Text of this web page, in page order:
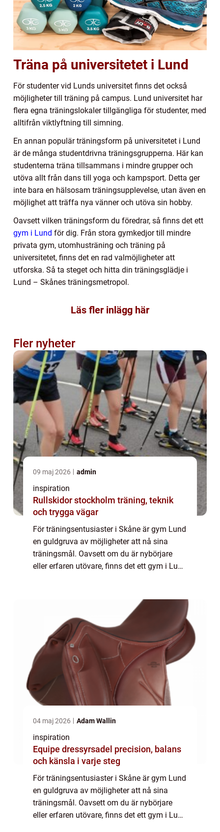
Träna på universitetet i Lund
För studenter vid Lunds universitet finns det också
möjligheter till träning på campus. Lund universitet har
flera egna träningslokaler tillgängliga för studenter, med
alltifrån viktlyftning till simning.
En annan populär träningsform på universitetet i Lund
är de många studentdrivna träningsgrupperna. Här kan
studenterna träna tillsammans i mindre grupper och
utöva allt från dans till yoga och kampsport. Detta ger
inte bara en hälsosam träningsupplevelse, utan även en
möjlighet att träffa nya vänner och utöva sin hobby.
Oavsett vilken träningsform du föredrar, så finns det ett
gym i Lund för dig. Från stora gymkedjor till mindre
privata gym, utomhusträning och träning på
universitetet, finns det en rad valmöjligheter att
utforska. Så ta steget och hitta din träningsglädje i
Lund – Skånes träningsmetropol.
Läs fler inlägg här
Fler nyheter
09 maj 2026 admin
inspiration
Rullskidor stockholm träning, teknik
och trygga vägar
För träningsentusiaster i Skåne är gym Lund
en guldgruva av möjligheter att nå sina
träningsmål. Oavsett om du är nybörjare
eller erfaren utövare, finns det ett gym i Lund
04 maj 2026 Adam Wallin
inspiration
Equipe dressyrsadel precision, balans
och känsla i varje steg
För träningsentusiaster i Skåne är gym Lund
en guldgruva av möjligheter att nå sina
träningsmål. Oavsett om du är nybörjare
eller erfaren utövare, finns det ett gym i Lund